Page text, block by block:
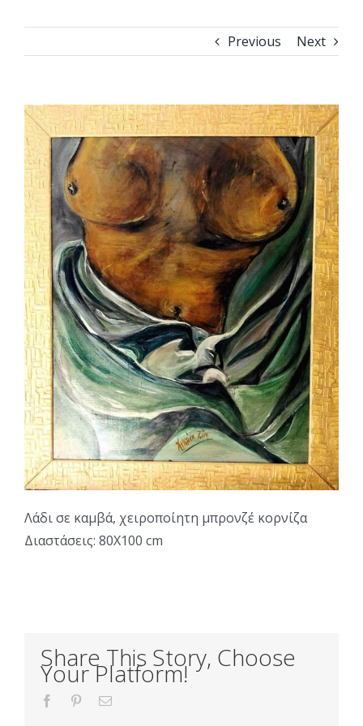
Previous Next
Λάδι σε καμβά, χειροποίητη μπρονζέ κορνίζα
Διαστάσεις: 80X100 cm
Share This Story, Choose
Your Platform!
FacebookPinterestEmail